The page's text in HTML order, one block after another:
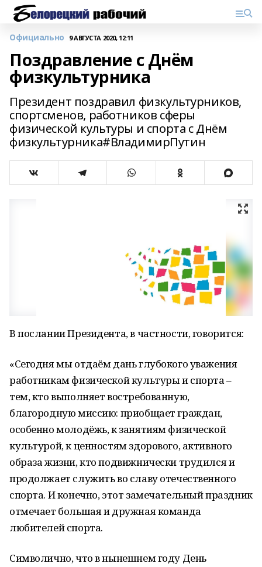
Официально 9 АВГУСТА 2020, 12:11
Поздравление с Днём
физкультурника
Президент поздравил физкультурников,
спортсменов, работников сферы
физической культуры и спорта с Днём
физкультурника#ВладимирПутин
В послании Президента, в частности, говорится:
«Сегодня мы отдаём дань глубокого уважения
работникам физической культуры и спорта –
тем, кто выполняет востребованную,
благородную миссию: приобщает граждан,
особенно молодёжь, к занятиям физической
культурой, к ценностям здорового, активного
образа жизни, кто подвижнически трудился и
продолжает служить во славу отечественного
спорта. И конечно, этот замечательный праздник
отмечает большая и дружная команда
любителей спорта.
Символично, что в нынешнем году День